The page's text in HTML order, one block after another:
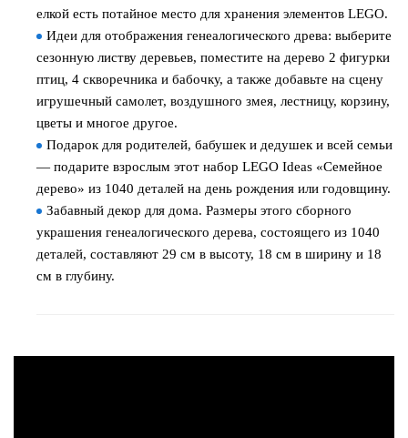
елкой есть потайное место для хранения элементов LEGO.
Идеи для отображения генеалогического древа: выберите
сезонную листву деревьев, поместите на дерево 2 фигурки
птиц, 4 скворечника и бабочку, а также добавьте на сцену
игрушечный самолет, воздушного змея, лестницу, корзину,
цветы и многое другое.
Подарок для родителей, бабушек и дедушек и всей семьи
— подарите взрослым этот набор LEGO Ideas «Семейное
дерево» из 1040 деталей на день рождения или годовщину.
Забавный декор для дома. Размеры этого сборного
украшения генеалогического дерева, состоящего из 1040
деталей, составляют 29 см в высоту, 18 см в ширину и 18
см в глубину.